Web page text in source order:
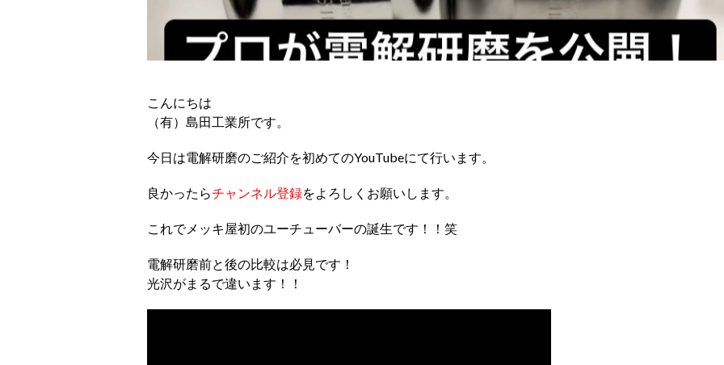
こんにちは
（有）島田工業所です。
今日は電解研磨のご紹介を初めてのYouTubeにて行います。
良かったらチャンネル登録をよろしくお願いします。
これでメッキ屋初のユーチューバーの誕生です！！笑
電解研磨前と後の比較は必見です！
光沢がまるで違います！！